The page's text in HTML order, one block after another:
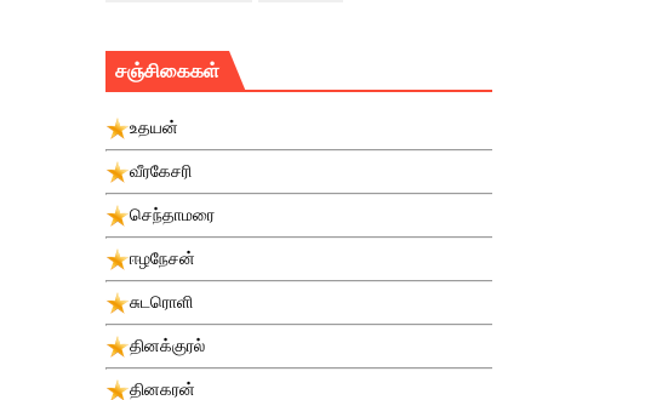
சஞ்சிகைகள்
உதயன்
வீரகேசரி
செந்தாமரை
ஈழநேசன்
சுடரொளி
தினக்குரல்
தினகரன்